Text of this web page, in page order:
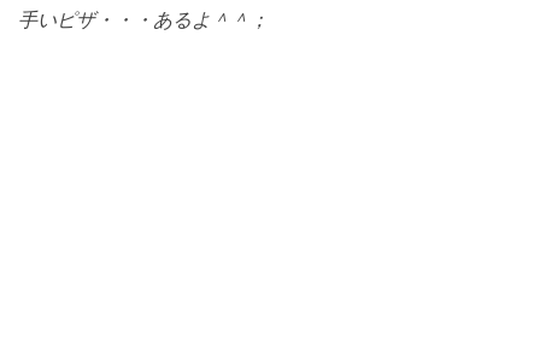
手いピザ・・・あるよ＾＾；